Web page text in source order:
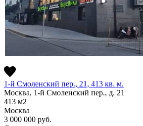
1-й Смоленский пер., 21, 413 кв. м.
Москва, 1-й Смоленский пер., д. 21
413 м2
Москва
3 000 000 руб.